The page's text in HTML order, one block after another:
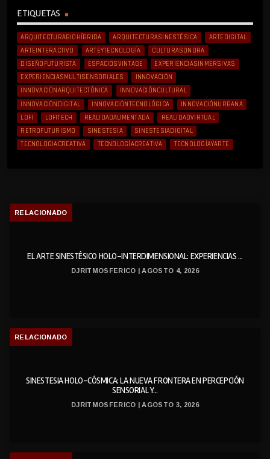
ETIQUETAS
ARQUITECTURABIOHÍBRIDA ARQUITECTURASINESTÉSICA
ARTEDIGITAL
ARTEINTERACTIVO
ARTEYTECNOLOGÍA
CULTURASONORA
DISEÑOFUTURISTA
ESPACIOSVINTAGE
EXPERIENCIASINMERSIVAS
EXPERIENCIASMULTISENSORIALES
INNOVACIÓN
INNOVACIÓNARQUITECTÓNICA
INNOVACIÓNCULTURAL
INNOVACIÓNDIGITAL
INNOVACIÓNTECNOLÓGICA
INNOVACIÓNURBANA
LOFI
LOFITECH REALIDADAUMENTADA
REALIDADVIRTUAL
RETROFUTURISMO
SINESTESIA
SINESTESIADIGITAL
TECNOLOGIACREATIVA
TECNOLOGÍACREATIVA TECNOLOGÍAYARTE
RELACIONADO
EL ARTE SINESTÉSICO HOLO-INTERDIMENSIONAL: EXPERIENCIAS ...
DJRITMOSFERICO | AGOSTO 4, 2026
RELACIONADO
SINESTESIA HOLO-CÓSMICA: LA NUEVA FRONTERA EN PERCEPCIÓN
SENSORIAL Y...
DJRITMOSFERICO | AGOSTO 3, 2026